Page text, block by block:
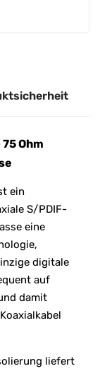
Ohm
ein
S/PDIF-
eine
digitale
auf
damit
liefert